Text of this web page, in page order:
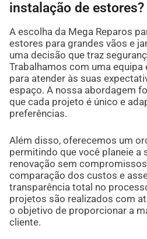
instalação de estores?
A escolha da Mega Reparos
estores para grandes vãos e
uma decisão que traz
Trabalhamos com uma equipa
para atender às suas
espaço. A nossa abordagem
que cada projeto é único e
preferências.
Além disso, oferecemos um
permitindo que você planeie a
renovação sem
comparação dos custos e
transparência total no
projetos são realizados com
o objetivo de proporcionar a
cliente.